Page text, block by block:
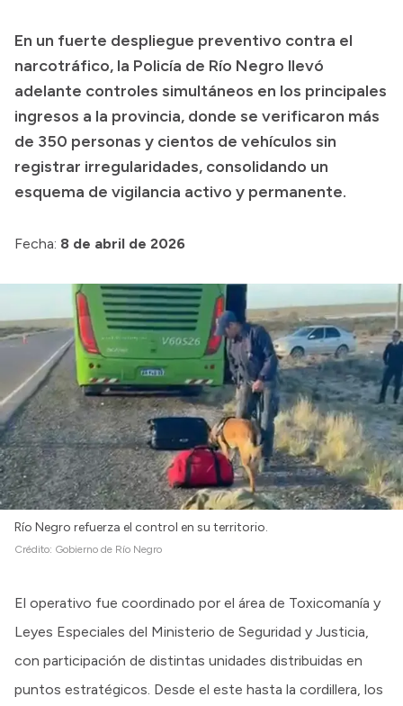
Transparencia
Inversión en Salud
Licitaciones
Consulta de expedientes
En un fuerte despliegue preventivo contra el
narcotráfico, la Policía de Río Negro llevó
adelante controles simultáneos en los principales
ingresos a la provincia, donde se verificaron más
de 350 personas y cientos de vehículos sin
registrar irregularidades, consolidando un
esquema de vigilancia activo y permanente.
Fecha: 8 de abril de 2026
Río Negro refuerza el control en su territorio.
Crédito: Gobierno de Río Negro
El operativo fue coordinado por el área de Toxicomanía y
Leyes Especiales del Ministerio de Seguridad y Justicia,
con participación de distintas unidades distribuidas en
puntos estratégicos. Desde el este hasta la cordillera, los